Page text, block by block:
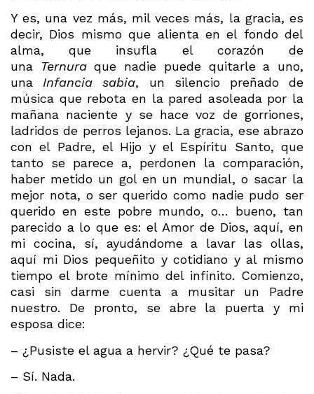
Y es, una vez más, mil veces más, la gracia, es
decir, Dios mismo que alienta en el fondo del
alma, que insufla el corazón de
una
Ternuraque nadie puede quitarle a uno,
una Infancia sabia, un silencio preñado de
música que rebota en la pared asoleada por la
mañana naciente y se hace voz de gorriones,
ladridos de perros lejanos. La gracia, ese abrazo
con el Padre, el Hijo y el Espíritu Santo, que
tanto se parece a, perdonen la comparación,
haber metido un gol en un mundial, o sacar la
mejor nota, o ser querido como nadie pudo ser
querido en este pobre mundo, o… bueno, tan
parecido a lo que es: el Amor de Dios, aquí, en
mi cocina, sí, ayudándome a lavar las ollas,
aquí mi Dios pequeñito y cotidiano y al mismo
tiempo el brote mínimo del infinito. Comienzo,
casi sin darme cuenta a musitar un Padre
nuestro. De pronto, se abre la puerta y mi
esposa dice:
– ¿Pusiste el agua a hervir? ¿Qué te pasa?
– Sí. Nada.